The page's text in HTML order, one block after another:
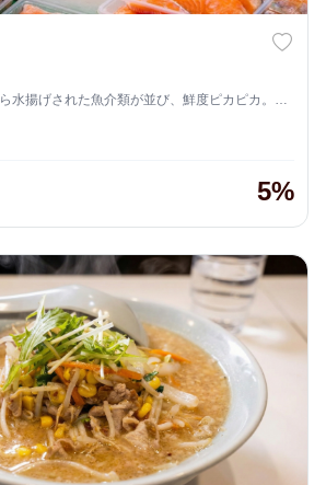
水揚げされた魚介類が並び、鮮度ピカピカ。特
で、赤身から中トロ、大トロまで揃っていま
5%